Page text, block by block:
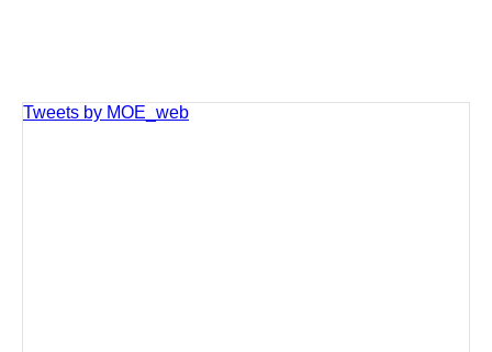
Tweets by MOE_web